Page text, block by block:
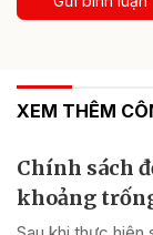
XEM THÊM
Chính sách
khoảng